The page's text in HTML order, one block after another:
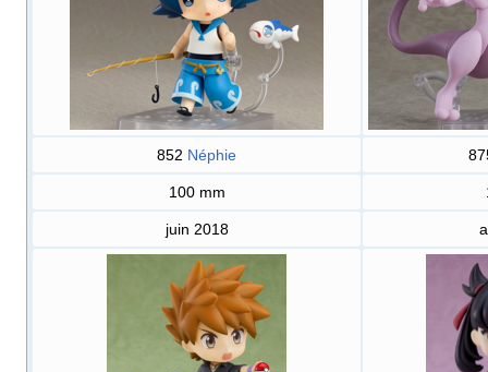
852 Néphie
100 mm
juin 2018